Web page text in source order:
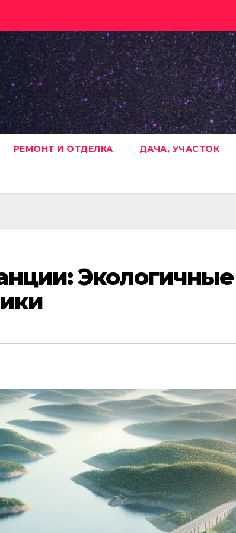
РЕМОНТ И ОТДЕЛКА ДАЧА, УЧАСТОК
Экологичные